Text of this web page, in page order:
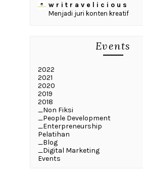
w r i t r a v e l i c i o u s
Menjadi juri konten kreatif
Events
2022
2021
2020
2019
2018
_Non Fiksi
_People Development
_Enterpreneurship
Pelatihan
_Blog
_Digital Marketing
Events